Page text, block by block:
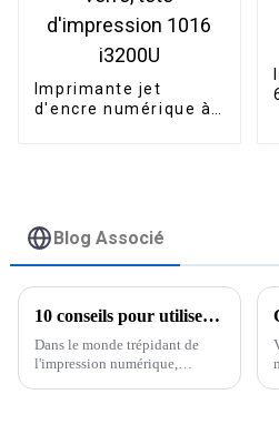
Imprimante jet
d'encre numérique à
i3200U
Blog Associé
10 conseils pour utiliser votre imprimante à sublimation Epson comme un pro
Dans le monde trépidant de
l'impression numérique,